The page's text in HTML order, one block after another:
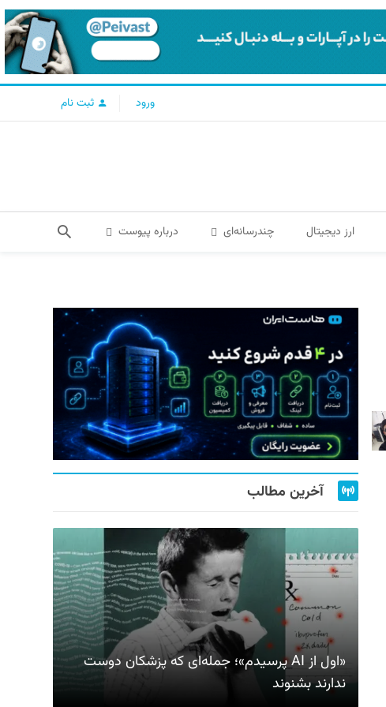
ورود ثبت نام
ارز دیجیتال چندرسانه‌ای درباره پیوست
آخرین مطالب
«اول از AI پرسیدم»؛ جمله‌ای که پزشکان دوست
ندارند بشنوند